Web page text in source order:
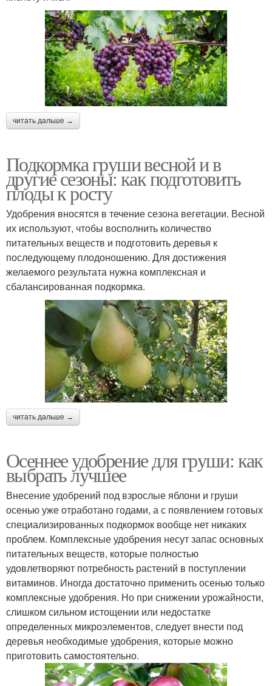
читать дальше →
Подкормка груши весной и в
другие сезоны: как подготовить
плоды к росту
Удобрения вносятся в течение сезона вегетации. Весной
их используют, чтобы восполнить количество
питательных веществ и подготовить деревья к
последующему плодоношению. Для достижения
желаемого результата нужна комплексная и
сбалансированная подкормка.
читать дальше →
Осеннее удобрение для груши: как
выбрать лучшее
Внесение удобрений под взрослые яблони и груши
осенью уже отработано годами, а с появлением готовых
специализированных подкормок вообще нет никаких
проблем. Комплексные удобрения несут запас основных
питательных веществ, которые полностью
удовлетворяют потребность растений в поступлении
витаминов. Иногда достаточно применить осенью только
комплексные удобрения. Но при снижении урожайности,
слишком сильном истощении или недостатке
определенных микроэлементов, следует внести под
деревья необходимые удобрения, которые можно
приготовить самостоятельно.